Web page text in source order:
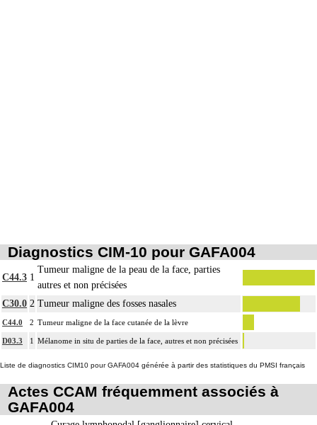
Diagnostics CIM-10 pour GAFA004
C44.3 1
Tumeur maligne de la peau de la face, parties
autres et non précisées
C30.0 2 Tumeur maligne des fosses nasales
C44.0 2 Tumeur maligne de la face cutanée de la lèvre
D03.3 1 Mélanome in situ de parties de la face, autres et non précisées
Liste de diagnostics CIM10 pour GAFA004 générée à partir des statistiques du PMSI français
Actes CCAM fréquemment associés à
GAFA004